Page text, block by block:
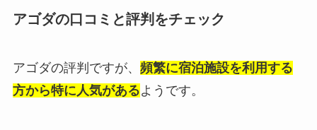
アゴダの口コミと評判をチェック
アゴダの評判ですが、 頻繁に宿泊施設を利用する
方から特に人気があるようです。